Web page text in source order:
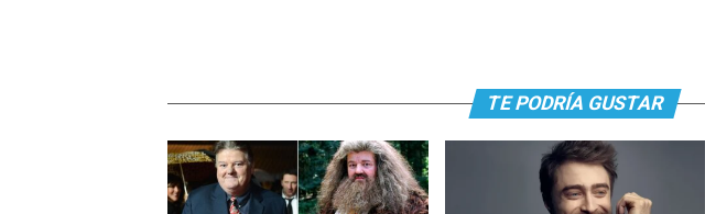
TE PODRÍA GUSTAR